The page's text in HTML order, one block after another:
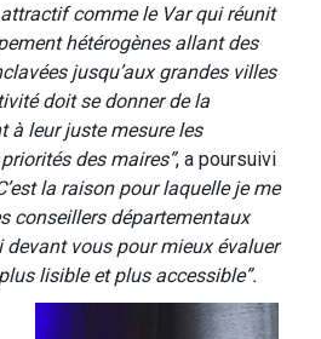
comme le Var qui réunit
hétérogènes allant des
jusqu’aux grandes villes
doit se donner de la
à leur juste mesure les
des maires”, a poursuivi
la raison pour laquelle je me
conseillers départementaux
devant vous pour mieux évaluer
lisible et plus accessible”.